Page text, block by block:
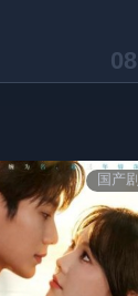
08
国产剧